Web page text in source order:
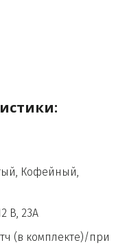
Кофейный,
В, 23A
(в комплекте)/при